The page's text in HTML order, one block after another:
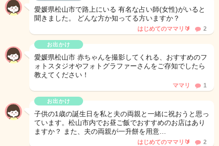
愛媛県松山市で路上にいる 有名な占い師(女性)がいると
聞きました。 どんな方か知ってる方いますか？
はじめてのママリ🔰 2
お出かけ
愛媛県松山市 赤ちゃんを撮影してくれる、おすすめのフ
ォトスタジオやフォトグラファーさんをご存知でしたら
教えてください！
ママリ 1
お出かけ
子供の1歳の誕生日を私と夫の両親と一緒に祝おうと思っ
ています。松山市内でお昼ご飯でおすすめのお店はあり
ますか？ また、夫の両親が一升餅を用意…
はじめてのママリ🔰 2